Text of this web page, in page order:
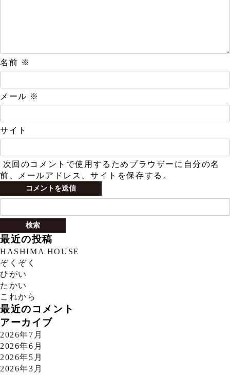
名前 ※
メール ※
サイト
次回のコメントで使用するためブラウザーに自分の名
前、メールアドレス、サイトを保存する。
検
最近の投稿
HASHIMA HOUSE
ぞくぞく
ひがい
たかい
これから
最近のコメント
アーカイブ
2026年7月
2026年6月
2026年5月
2026年3月